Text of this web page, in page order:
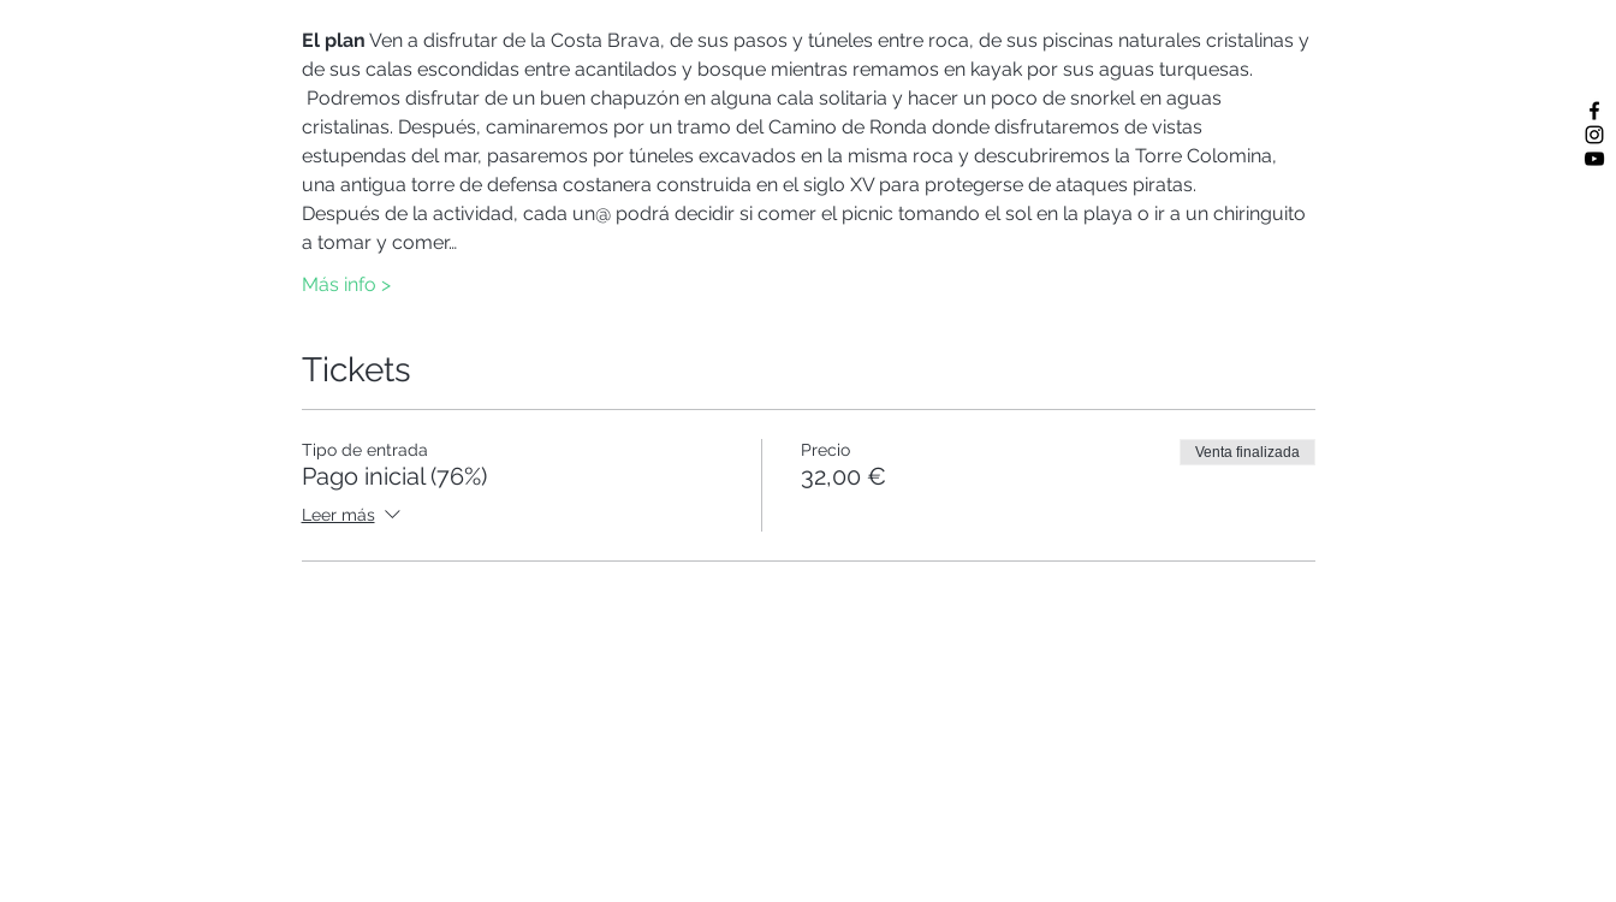
El plan Ven a disfrutar de la Costa Brava, de sus pasos y túneles entre roca, de sus piscinas naturales cristalinas y
de sus calas escondidas entre acantilados y bosque mientras remamos en kayak por sus aguas turquesas.
Podremos disfrutar de un buen chapuzón en alguna cala solitaria y hacer un poco de snorkel en aguas
cristalinas. Después, caminaremos por un tramo del Camino de Ronda donde disfrutaremos de vistas
estupendas del mar, pasaremos por túneles excavados en la misma roca y descubriremos la Torre Colomina,
una antigua torre de defensa costanera construida en el siglo XV para protegerse de ataques piratas.
Después de la actividad, cada un@ podrá decidir si comer el picnic tomando el sol en la playa o ir a un chiringuito
a tomar y comer…
Más info >
Tickets
Tipo de entrada
Pago inicial (76%)
Leer más
Precio
32,00 €
Venta finalizada